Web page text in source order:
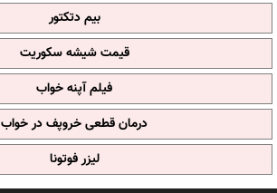
بیم دتکتور
قیمت شیشه سکوریت
فیلم آپنه خواب
درمان قطعی خروپف در خواب
لیزر فوتونا